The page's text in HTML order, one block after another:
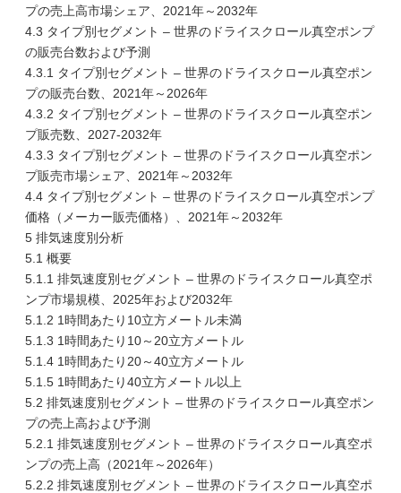
プの売上高市場シェア、2021年～2032年
4.3 タイプ別セグメント – 世界のドライスクロール真空ポンプ
の販売台数および予測
4.3.1 タイプ別セグメント – 世界のドライスクロール真空ポン
プの販売台数、2021年～2026年
4.3.2 タイプ別セグメント – 世界のドライスクロール真空ポン
プ販売数、2027-2032年
4.3.3 タイプ別セグメント – 世界のドライスクロール真空ポン
プ販売市場シェア、2021年～2032年
4.4 タイプ別セグメント – 世界のドライスクロール真空ポンプ
価格（メーカー販売価格）、2021年～2032年
5 排気速度別分析
5.1 概要
5.1.1 排気速度別セグメント – 世界のドライスクロール真空ポ
ンプ市場規模、2025年および2032年
5.1.2 1時間あたり10立方メートル未満
5.1.3 1時間あたり10～20立方メートル
5.1.4 1時間あたり20～40立方メートル
5.1.5 1時間あたり40立方メートル以上
5.2 排気速度別セグメント – 世界のドライスクロール真空ポン
プの売上高および予測
5.2.1 排気速度別セグメント – 世界のドライスクロール真空ポ
ンプの売上高（2021年～2026年）
5.2.2 排気速度別セグメント – 世界のドライスクロール真空ポ